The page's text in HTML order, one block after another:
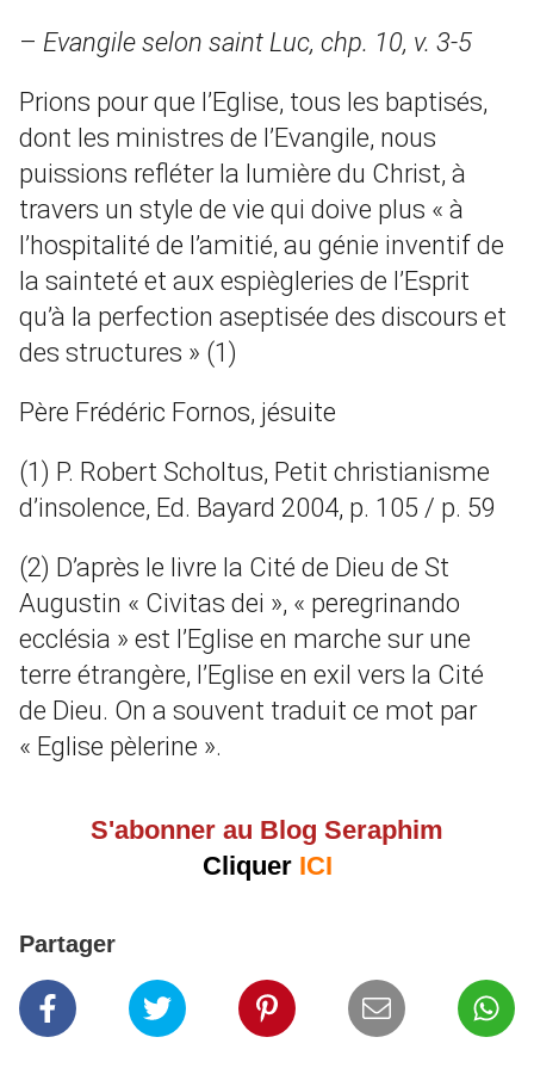
– Evangile selon saint Luc, chp. 10, v. 3-5
Prions pour que l’Eglise, tous les baptisés,
dont les ministres de l’Evangile, nous
puissions refléter la lumière du Christ, à
travers un style de vie qui doive plus « à
l’hospitalité de l’amitié, au génie inventif de
la sainteté et aux espiègleries de l’Esprit
qu’à la perfection aseptisée des discours et
des structures » (1)
Père Frédéric Fornos, jésuite
(1) P. Robert Scholtus, Petit christianisme
d’insolence, Ed. Bayard 2004, p. 105 / p. 59
(2) D’après le livre la Cité de Dieu de St
Augustin « Civitas dei », « peregrinando
ecclésia » est l’Eglise en marche sur une
terre étrangère, l’Eglise en exil vers la Cité
de Dieu. On a souvent traduit ce mot par
« Eglise pèlerine ».
S'abonner au Blog Seraphim
Cliquer ICI
Partager